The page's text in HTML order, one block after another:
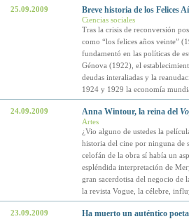
25.09.2009 Breve historia de los Felices
Ciencias sociales
Tras la crisis de reconversión
como “los felices años veinte”
fundamentó en las políticas de
Génova (1922), el
deudas interaliadas y la
1924 y 1929 la economía
24.09.2009 Anna Wintour, la reina del
Artes
¿Vio alguno de ustedes la
historia del cine por ninguna de
celofán de la obra sí había un
espléndida interpretación de
gran sacerdotisa del negocio de
la revista Vogue, la célebre,
23.09.2009 Ha muerto un auténtico